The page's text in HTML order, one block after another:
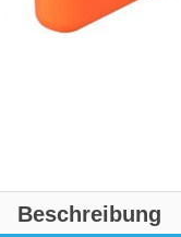
Beschreibung